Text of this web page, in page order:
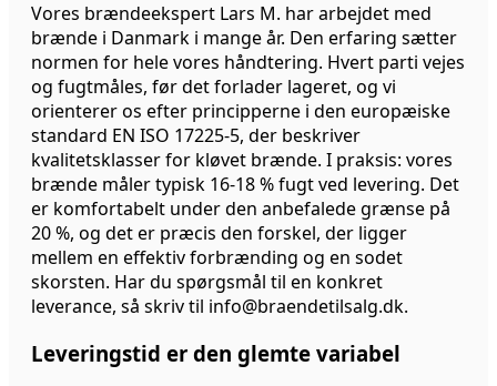
Vores brændeekspert Lars M. har arbejdet med
brænde i Danmark i mange år. Den erfaring sætter
normen for hele vores håndtering. Hvert parti vejes
og fugtmåles, før det forlader lageret, og vi
orienterer os efter principperne i den europæiske
standard EN ISO 17225-5, der beskriver
kvalitetsklasser for kløvet brænde. I praksis: vores
brænde måler typisk 16-18 % fugt ved levering. Det
er komfortabelt under den anbefalede grænse på
20 %, og det er præcis den forskel, der ligger
mellem en effektiv forbrænding og en sodet
skorsten. Har du spørgsmål til en konkret
leverance, så skriv til info@braendetilsalg.dk.
Leveringstid er den glemte variabel